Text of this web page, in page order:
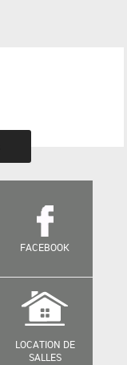
FACEBOOK
LOCATION DE
SALLES